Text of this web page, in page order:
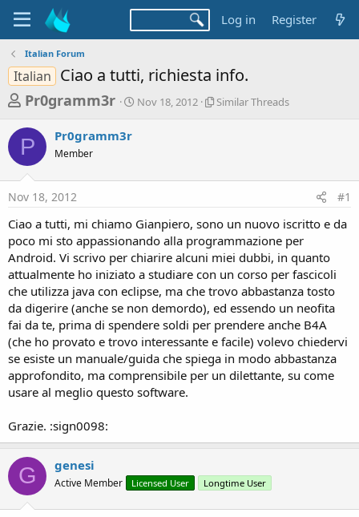
Log in Register
Italian Forum
Italian Ciao a tutti, richiesta info.
T
r
a
d
s
t
a
r
t
e
r
Pr0gramm3r
S
a
Nov 18, 2012
S
r
r
e
a
d
Similar Threads
P Pr0gramm3r
Member
Nov 18, 2012 #1
Ciao a tutti, mi chiamo Gianpiero, sono un nuovo iscritto e da
poco mi sto appassionando alla programmazione per
Android. Vi scrivo per chiarire alcuni miei dubbi, in quanto
attualmente ho iniziato a studiare con un corso per fascicoli
che utilizza java con eclipse, ma che trovo abbastanza tosto
da digerire (anche se non demordo), ed essendo un neofita
fai da te, prima di spendere soldi per prendere anche B4A
(che ho provato e trovo interessante e facile) volevo chiedervi
se esiste un manuale/guida che spiega in modo abbastanza
approfondito, ma comprensibile per un dilettante, su come
usare al meglio questo software.
Grazie. :sign0098:
G genesi
Active Member Licensed User Longtime User